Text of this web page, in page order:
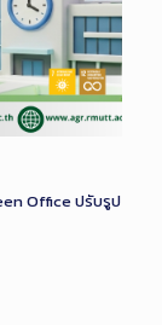
Office ปรับรูป